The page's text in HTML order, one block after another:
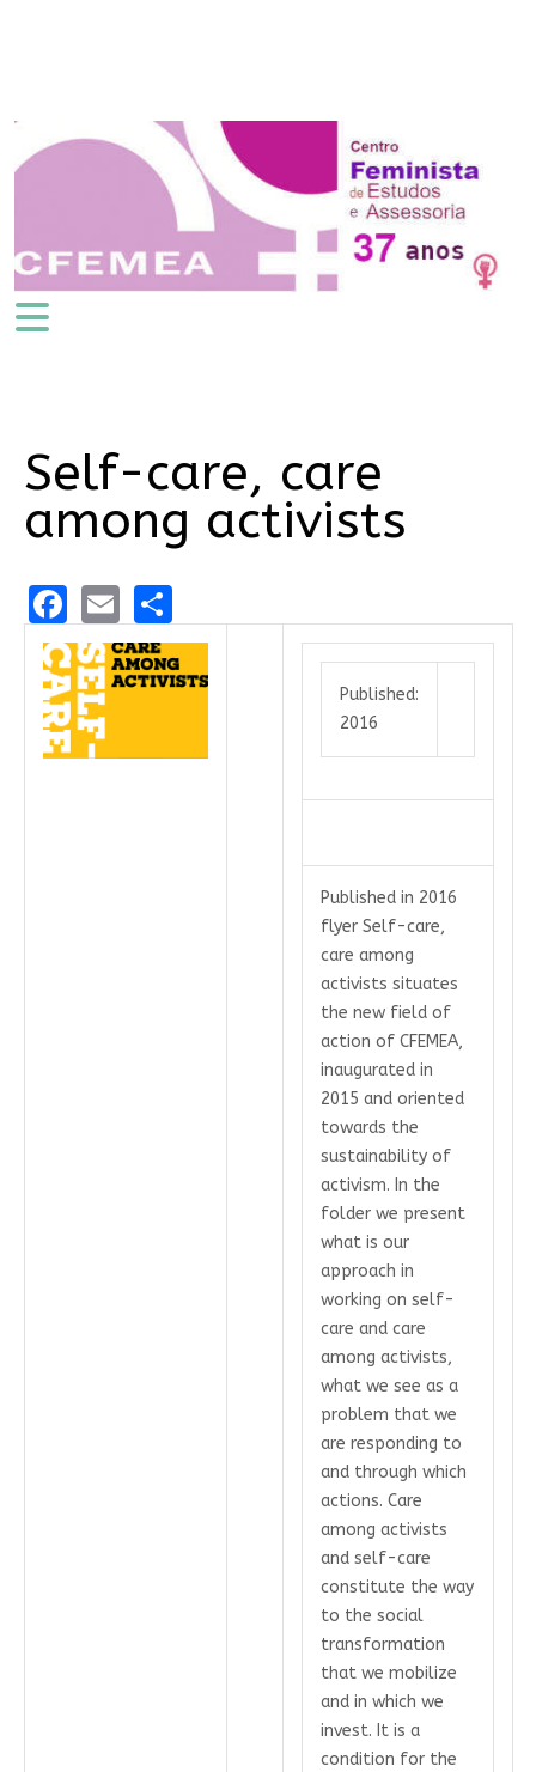
Self-care, care
among activists
Facebook
EmailShare
Published:
2016
Published in 2016
flyer Self-care,
care among
activists situates
the new field of
action of CFEMEA,
inaugurated in
2015 and oriented
towards the
sustainability of
activism. In the
folder we present
what is our
approach in
working on self-
care and care
among activists,
what we see as a
problem that we
are responding to
and through which
actions. Care
among activists
and self-care
constitute the way
to the social
transformation
that we mobilize
and in which we
invest. It is a
condition for the